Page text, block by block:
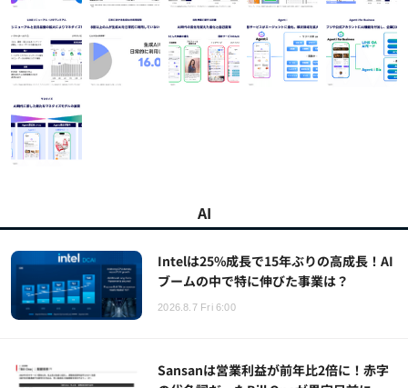
AI
Intelは25%成長で15年ぶりの高成長！AI
ブームの中で特に伸びた事業は？
2026.8.7 Fri 6:00
Sansanは営業利益が前年比2倍に！赤字